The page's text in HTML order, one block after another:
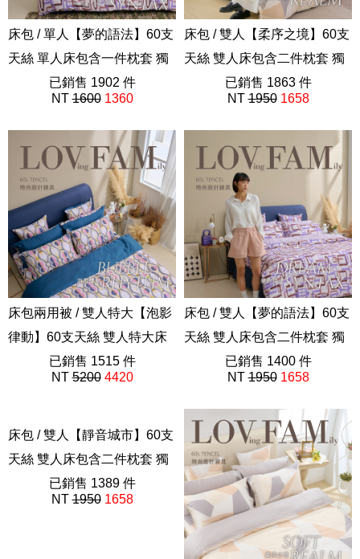
床包 / 單人【夢的語法】60支
天絲 單人床包含一件枕套 獨
家設計 FORME
202508新品
已銷售 1902 件
NT1600 1360
床包 / 雙人【柔序之境】60支
天絲 雙人床包含二件枕套 獨
家設計 FORME
202508新品
已銷售 1863 件
NT1950 1658
床包兩用被 / 雙人特大【泡影
律動】60支天絲 雙人特大床
包兩用被套組 抗菌兩用被 獨
家設計 FORME
已銷售 1515 件
NT5200 4420
床包 / 雙人【夢的語法】60支
天絲 雙人床包含二件枕套 獨
家設計 FORME
202508新品
已銷售 1400 件
NT1950 1658